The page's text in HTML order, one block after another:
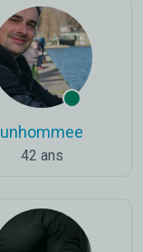
unhommee
42 ans